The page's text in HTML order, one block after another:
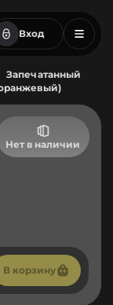
Вход
Запечатанный
Нет в наличии
В корзину